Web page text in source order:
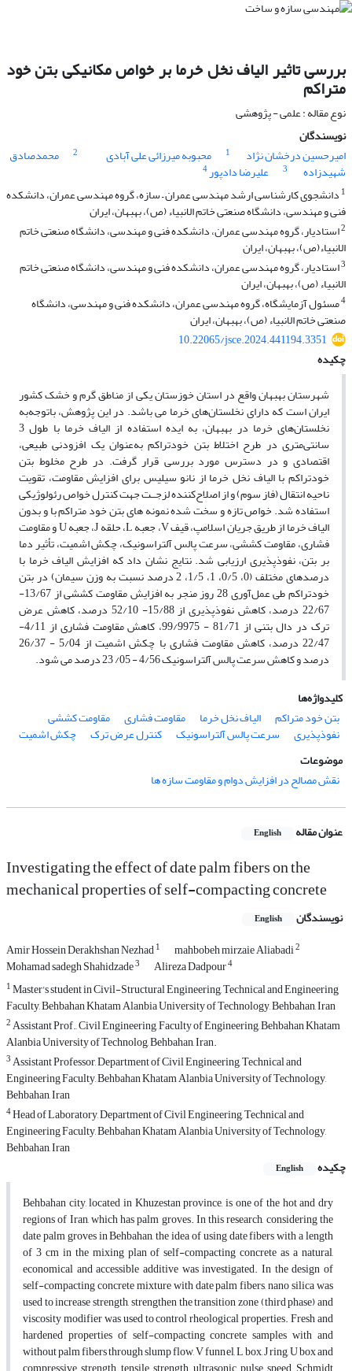
بررسی تاثیر الیاف نخل خرما بر خواص مکانیکی بتن خود
متراکم
نوع مقاله : علمی - پژوهشی
نویسندگان
امیرحسین درخشان نژاد
1 محبوبه میرزائی علی آبادی 2 محمدصادق
شهیدزاده 3 علیرضا دادپور4
1 دانشجوی کارشناسی ارشد مهندسی عمران – سازه، گروه مهندسی عمران، دانشکده
فنی و مهندسی، دانشگاه صنعتی خاتم الانبیاء (ص)، بهبهان، ایران
2استادیار، گروه مهندسی عمران، دانشکده فنی و مهندسی، دانشگاه صنعتی خاتم
الانبیاء(ص)، بهبهان، ایران
3استادیار، گروه مهندسی عمران، دانشکده فنی و مهندسی، دانشگاه صنعتی خاتم
الانبیاء (ص)، بهبهان، ایران
4مسئول آزمایشگاه، گروه مهندسی عمران، دانشکده فنی و مهندسی، دانشگاه
صنعتی خاتم الانبیاء (ص)، بهبهان، ایران
10.22065/jsce.2024.441194.3351
چکیده
شهرستان بهبهان واقع در استان خوزستان یکی از مناطق گرم و خشک کشور
ایران است که دارای نخلستان‌های خرما می باشد. در این پژوهش، باتوجه‌به
نخلستان‌های خرما در بهبهان، به ایده استفاده از الیاف خرما با طول 3
سانتی‌متری در طرح اختلاط بتن خودتراکم به‌عنوان یک افزودنی طبیعی،
اقتصادی و در دسترس مورد بررسی قرار گرفت. در طرح مخلوط بتن
خودتراکم با الیاف نخل خرما از نانو سیلیس برای افزایش مقاومت، تقویت
ناحیه انتقال (فاز سوم) و از اصلاح‌کننده لزجــت جهت کنترل خواص رئولوژیکی
استفاده شد. خواص تازه و سخت شده نمونه های بتن خود متراکم با و بدون
الیاف خرما از طریق جریان اسلامپ، قیف V، جعبه L، حلقه J، جعبه U و مقاومت
فشاری، مقاومت کششی، سرعت پالس آلتراسونیک، چکش اشمیت، تأثیر دما
بر بتن، نفوذپذیری ارزیابی شد. نتایج نشان داد که افزایش الیاف خرما با
درصدهای مختلف (0، 0/5، 1، 1/5، 2 درصد نسبت به وزن سیمان) در بتن
خودتراکم طی عمل‌آوری 28 روز منجر به افزایش مقاومت کششی از 13/67-
22/67 درصد، کاهش نفوذپذیری از 15/88- 52/10 درصد، کاهش عرض
ترک در دال بتنی از 81/71 - 99/9975، کاهش مقاومت فشاری از 4/11-
22/47 درصد، کاهش مقاومت فشاری با چکش اشمیت از 5/04 - 26/37
درصد و کاهش سرعت پالس آلتراسونیک 4/56 - 05/ 23 درصد می شود.
کلیدواژه‌ها
بتن خود متراکم
الیاف نخل خرما مقاومت فشاری مقاومت کششی
نفوذپذیری سرعت پالس آلتراسونیک کنترل عرض ترک
چکش اشمیت
موضوعات
نقش مصالح در افزایش دوام و مقاومت سازه ها
عنوان مقاله English
Investigating the effect of date palm fibers on the
mechanical properties of self-compacting concrete
نویسندگان English
Amir Hossein Derakhshan Nezhad1 mahbobeh mirzaie Aliabadi2
Mohamad sadegh Shahidzade3 Alireza Dadpour4
1Master's student in Civil-Structural Engineering, Technical and Engineering
Faculty, Behbahan Khatam Alanbia University of Technology, Behbahan, Iran
2Assistant Prof., Civil Engineering, Faculty of Engineering, Behbahan Khatam
Alanbia University of Technolog, Behbahan, Iran.
3Assistant Professor, Department of Civil Engineering, Technical and
Engineering Faculty, Behbahan Khatam Alanbia University of Technology,
Behbahan, Iran
4Head of Laboratory, Department of Civil Engineering, Technical and
Engineering Faculty, Behbahan Khatam Alanbia University of Technology,
Behbahan, Iran
چکیده
English
Behbahan city, located in Khuzestan province, is one of the hot and dry
regions of Iran, which has palm groves. In this research, considering the
date palm groves in Behbahan, the idea of using date fibers with a length
of 3 cm in the mixing plan of self-compacting concrete as a natural,
economical and accessible additive was investigated. In the design of
self-compacting concrete mixture with date palm fibers, nano silica was
used to increase strength, strengthen the transition zone (third phase) and
viscosity modifier was used to control rheological properties. Fresh and
hardened properties of self-compacting concrete samples with and
without palm fibers through slump flow, V funnel, L box, J ring, U box and